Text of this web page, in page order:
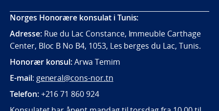
Norges Honorære konsulat i Tunis:
Adresse: Rue du Lac Constance, Immeuble Carthage
Center, Bloc B No B4, 1053, Les berges du Lac, Tunis.
Honorær konsul:Arwa Temim
E-mail: general@cons-nor.tn
Telefon:+216 71 860 924